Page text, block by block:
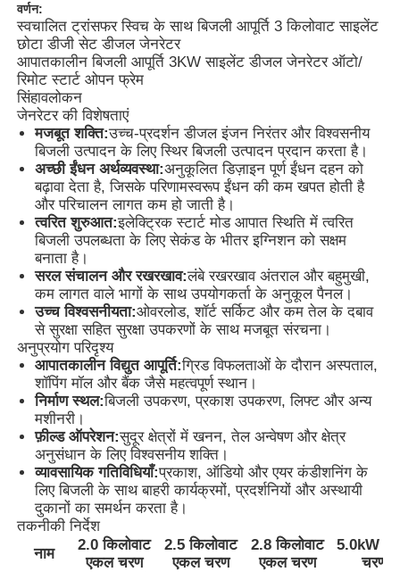
होम
उत्पाद
हमारे बारे में
फैक्टरी यात्रा
वर्णन:
स्वचालित ट्रांसफर स्विच के साथ बिजली आपूर्ति 3 किलोवाट साइलेंट
छोटा डीजी सेट डीजल जेनरेटर
आपातकालीन बिजली आपूर्ति 3KW साइलेंट डीजल जेनरेटर ऑटो/
रिमोट स्टार्ट ओपन फ्रेम
सिंहावलोकन
जेनरेटर की विशेषताएं
मजबूत शक्ति:उच्च-प्रदर्शन डीजल इंजन निरंतर और विश्वसनीय
बिजली उत्पादन के लिए स्थिर बिजली उत्पादन प्रदान करता है।
अच्छी ईंधन अर्थव्यवस्था:अनुकूलित डिज़ाइन पूर्ण ईंधन दहन को
बढ़ावा देता है, जिसके परिणामस्वरूप ईंधन की कम खपत होती है
और परिचालन लागत कम हो जाती है।
त्वरित शुरुआत:इलेक्ट्रिक स्टार्ट मोड आपात स्थिति में त्वरित
बिजली उपलब्धता के लिए सेकंड के भीतर इग्निशन को सक्षम
बनाता है।
सरल संचालन और रखरखाव:लंबे रखरखाव अंतराल और बहुमुखी,
कम लागत वाले भागों के साथ उपयोगकर्ता के अनुकूल पैनल।
उच्च विश्वसनीयता:ओवरलोड, शॉर्ट सर्किट और कम तेल के दबाव
से सुरक्षा सहित सुरक्षा उपकरणों के साथ मजबूत संरचना।
अनुप्रयोग परिदृश्य
आपातकालीन विद्युत आपूर्ति:ग्रिड विफलताओं के दौरान अस्पताल,
शॉपिंग मॉल और बैंक जैसे महत्वपूर्ण स्थान।
निर्माण स्थल:बिजली उपकरण, प्रकाश उपकरण, लिफ्ट और अन्य
मशीनरी।
फ़ील्ड ऑपरेशन:सुदूर क्षेत्रों में खनन, तेल अन्वेषण और क्षेत्र
अनुसंधान के लिए विश्वसनीय शक्ति।
व्यावसायिक गतिविधियाँ:प्रकाश, ऑडियो और एयर कंडीशनिंग के
लिए बिजली के साथ बाहरी कार्यक्रमों, प्रदर्शनियों और अस्थायी
दुकानों का समर्थन करता है।
तकनीकी निर्देश
नाम
2.0 किलोवाट
एकल चरण
2.5 किलोवाट
एकल चरण
2.8 किलोवाट
एकल चरण
5.0kW
चरण